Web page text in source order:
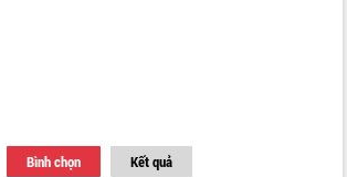
Bình chọn Kết quả